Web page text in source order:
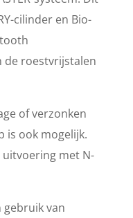
cilinder en Bio-
de roestvrijstalen
of verzonken
is ook mogelijk.
met N-
gebruik van